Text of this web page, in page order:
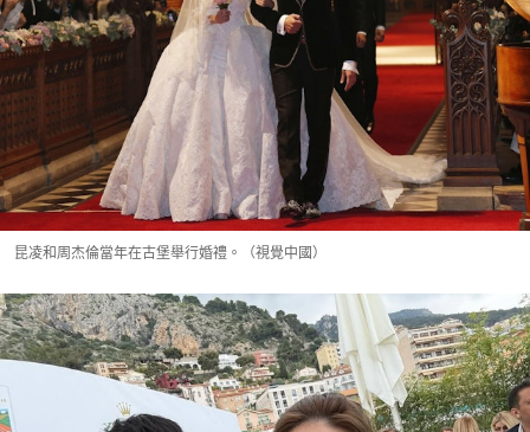
昆凌和周杰倫當年在古堡舉行婚禮。（視覺中國）